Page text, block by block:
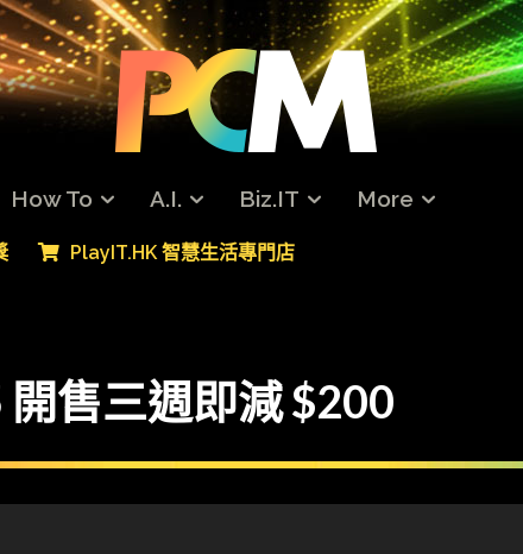
How To A.I. Biz.IT More
PlayIT.HK 智慧生活專門店
開售三週即減 $200